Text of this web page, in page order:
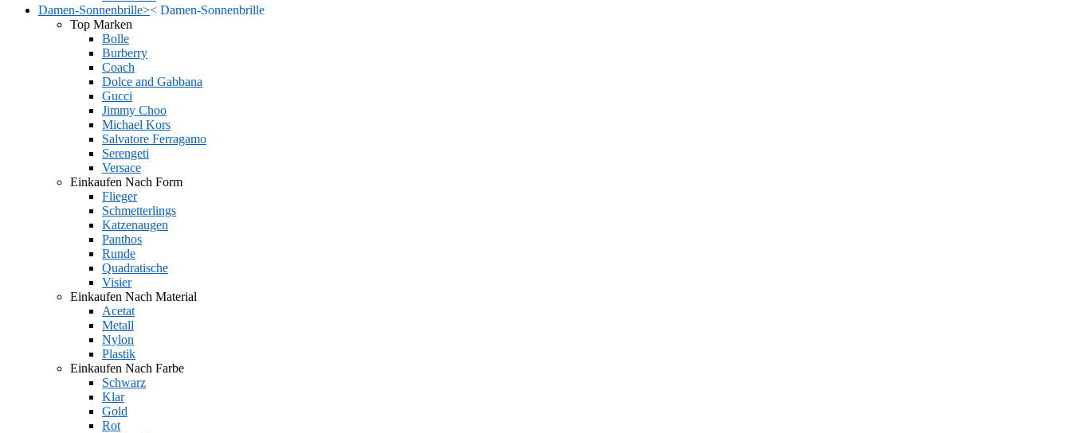
Damen-Sonnenbrille>< Damen-Sonnenbrille
Top Marken
Bolle
Burberry
Coach
Dolce and Gabbana
Gucci
Jimmy Choo
Michael Kors
Salvatore Ferragamo
Serengeti
Versace
Einkaufen Nach Form
Flieger
Schmetterlings
Katzenaugen
Panthos
Runde
Quadratische
Visier
Einkaufen Nach Material
Acetat
Metall
Nylon
Plastik
Einkaufen Nach Farbe
Schwarz
Klar
Gold
Rot